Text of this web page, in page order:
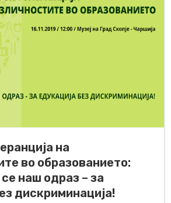
на
во образованието:
наш одраз – за
дискриминација!